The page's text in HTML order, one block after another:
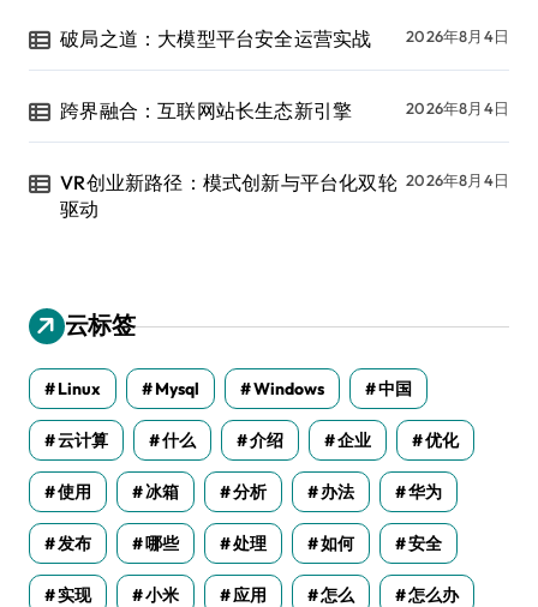
破局之道：大模型平台安全运营实战 2026年8月4日
跨界融合：互联网站长生态新引擎 2026年8月4日
VR创业新路径：模式创新与平台化双轮
驱动
2026年8月4日
云标签
Linux Mysql Windows 中国
云计算 什么 介绍 企业 优化
使用 冰箱 分析 办法 华为
发布 哪些 处理 如何 安全
实现 小米 应用 怎么 怎么办